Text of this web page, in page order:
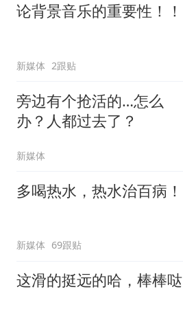
论背景音乐的重要性！！
新媒体 2跟贴
旁边有个抢活的…怎么
办？人都过去了？
新媒体
多喝热水，热水治百病！
新媒体 69跟贴
这滑的挺远的哈，棒棒哒